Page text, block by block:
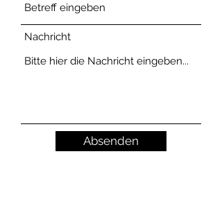
Nachricht
Absenden